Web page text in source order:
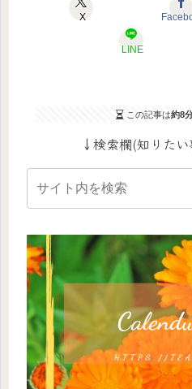
X
LINE
この記事は約8
↓検索欄(知りた